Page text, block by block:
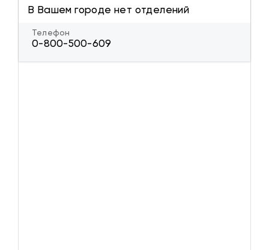
В Вашем городе нет отделений
Телефон
0-800-500-609